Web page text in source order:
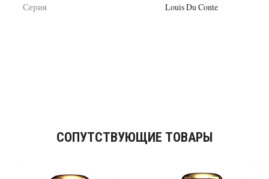
Серия Louis Du Conte
СОПУТСТВУЮЩИЕ ТОВАРЫ